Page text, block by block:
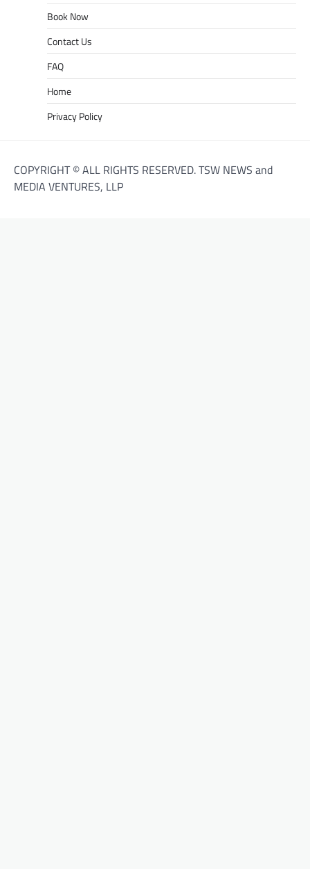
Book Now
Contact Us
FAQ
Home
Privacy Policy
COPYRIGHT © ALL RIGHTS RESERVED. TSW NEWS and
MEDIA VENTURES, LLP